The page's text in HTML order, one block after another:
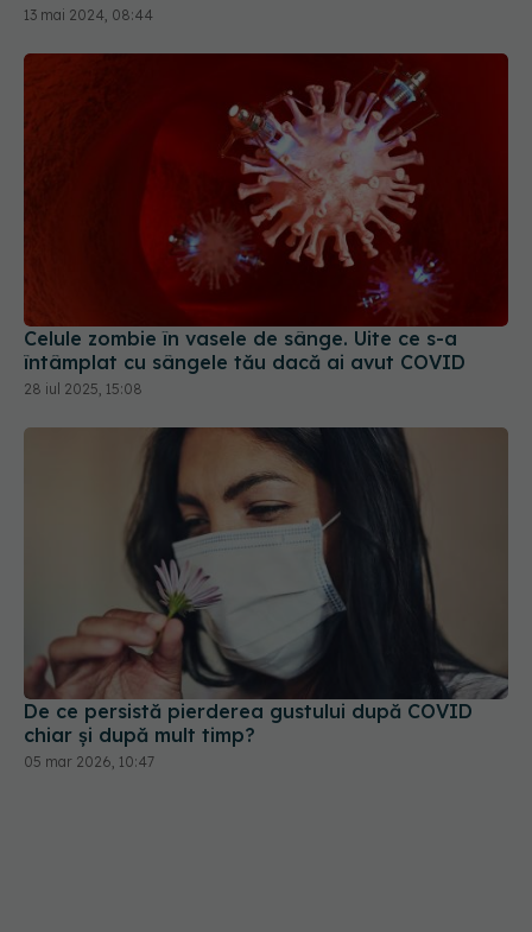
Celule zombie în vasele de sânge. Uite ce s-a
întâmplat cu sângele tău dacă ai avut COVID
De ce persistă pierderea gustului după COVID
chiar și după mult timp?
05 mar 2026, 10:47